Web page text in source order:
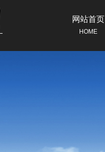
网站首页
HOME